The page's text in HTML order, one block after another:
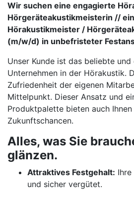
Wir suchen eine engagierte
Hörgeräteakustikmeisterin //
Hörakustikmeister /
(m/w/d) in unbefristeter
Unser Kunde ist das beliebte
Unternehmen in der Hörakustik.
Zufriedenheit der eigenen
Mittelpunkt. Dieser Ansatz und
Produktpalette bieten auch
Zukunftschancen.
Alles, was Sie
glänzen.
Attraktives Festgehalt:
und sicher vergütet.